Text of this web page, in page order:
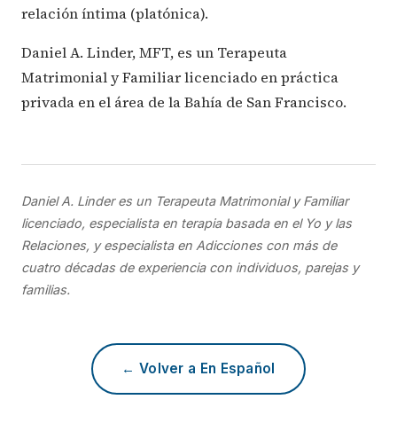
relación íntima (platónica).
Daniel A. Linder, MFT, es un Terapeuta
Matrimonial y Familiar licenciado en práctica
privada en el área de la Bahía de San Francisco.
Daniel A. Linder es un Terapeuta Matrimonial y Familiar
licenciado, especialista en terapia basada en el Yo y las
Relaciones, y especialista en Adicciones con más de
cuatro décadas de experiencia con individuos, parejas y
familias.
← Volver a En Español